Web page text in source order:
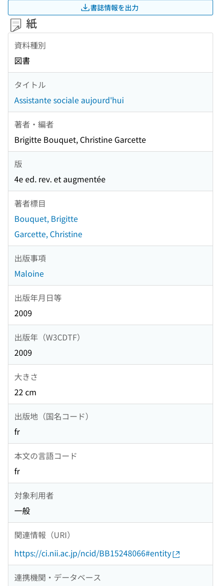
書誌情報を出力
紙
資料種別
図書
タイトル
Assistante sociale aujourd'hui
著者・編者
Brigitte Bouquet, Christine Garcette
版
4e ed. rev. et augmentée
著者標目
Bouquet, Brigitte
Garcette, Christine
出版事項
Maloine
出版年月日等
2009
出版年（W3CDTF）
2009
大きさ
22 cm
出版地（国名コード）
fr
本文の言語コード
fr
対象利用者
一般
関連情報（URI）
https://ci.nii.ac.jp/ncid/BB15248066#entity
連携機関・データベース